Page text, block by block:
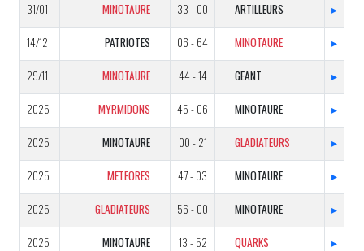
31/01 MINOTAURE 33 - 00 ARTILLEURS ▸
14/12 PATRIOTES 06 - 64 MINOTAURE ▸
29/11 MINOTAURE 44 - 14 GEANT ▸
2025 MYRMIDONS 45 - 06 MINOTAURE ▸
2025 MINOTAURE 00 - 21 GLADIATEURS ▸
2025 METEORES 47 - 03 MINOTAURE ▸
2025 GLADIATEURS 56 - 00 MINOTAURE ▸
2025 MINOTAURE 13 - 52 QUARKS ▸